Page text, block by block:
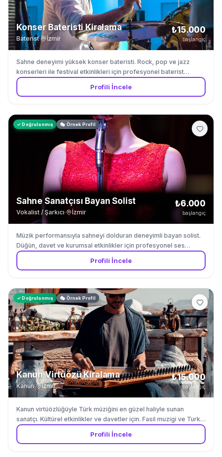
Konser Bateristi Kiralama
Baterist· İzmir
₺15.000
başlangıç
Sahne deneyimi yüksek konser bateristi. Rock, pop ve jazz
konserleri ile festival etkinlikleri için profesyonel baterist
kiralama.
Profili İncele
✓ Doğrulanmış 🎭 Örnek Profil
Sahne Sanatçısı Bayan Solist
Vokalist / Şarkıcı· İzmir
₺6.000
başlangıç
Müzik performansıyla sahneyi dolduran deneyimli bayan solist.
Düğün, davet ve kurumsal etkinlikler için profesyonel ses
sanatçısı.
Profili İncele
✓ Doğrulanmış 🎭 Örnek Profil
Kanun Virtüözü Kiralama
Kanun· İzmir
₺15.000
başlangıç
Kanun virtüözlüğüyle Türk müziğini en güzel haliyle sunan
sanatçı. Kültürel etkinlikler ve davetler için. Fasil muzigi ve Turk
muzigi repertuvarinda uzmandir.
Profili İncele